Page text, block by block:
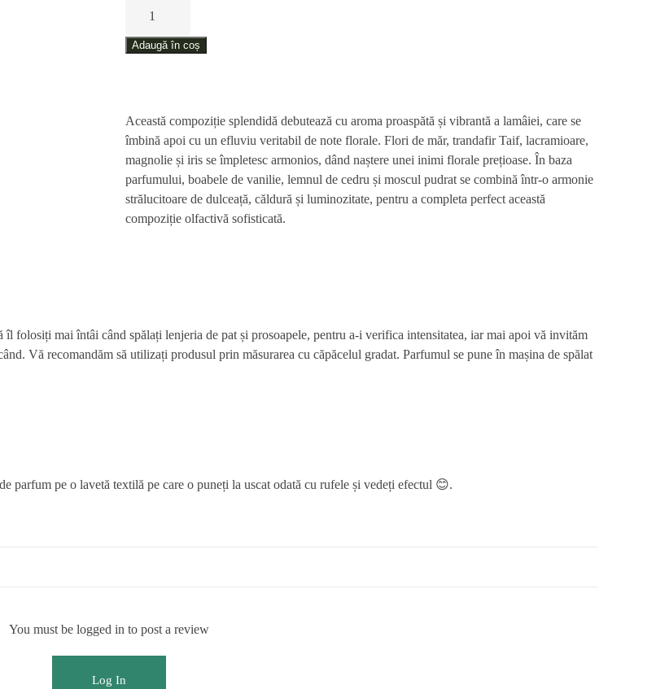
parfum
spălat
haine
sau
uscătorul
de
haine
ml
Adaugă în coș
Această compoziție splendidă debutează cu aroma proaspătă și vibrantă a lamâiei, care se
îmbină apoi cu un efluviu veritabil de note florale. Flori de măr, trandafir Taif, lacramioare,
magnolie și iris se împletesc armonios, dând naștere unei inimi florale prețioase. În baza
parfumului, boabele de vanilie, lemnul de cedru și moscul pudrat se combină într-o armonie
strălucitoare de dulceață, căldură și luminozitate, pentru a completa perfect această
compoziție olfactivă sofisticată.
îl folosiți mai întâi când spălați lenjeria de pat și prosoapele, pentru a-i verifica intensitatea, iar mai apoi vă invităm
Vă recomandăm să utilizați produsul prin măsurarea cu căpăcelul gradat. Parfumul se pune în mașina de spălat
pe o lavetă textilă pe care o puneți la uscat odată cu rufele și vedeți efectul 😊.
You must be logged in to post a review
Log In